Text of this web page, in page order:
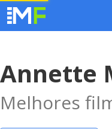
Annette
Melhores